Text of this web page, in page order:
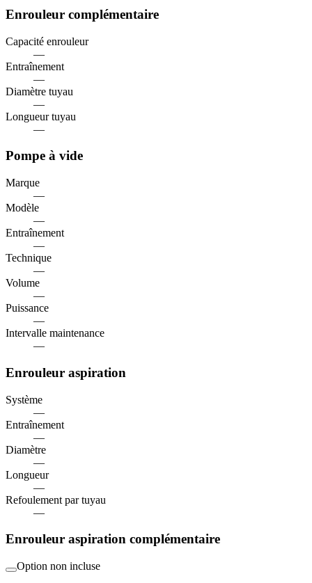
Enrouleur complémentaire
Capacité enrouleur
—
Entraînement
—
Diamètre tuyau
—
Longueur tuyau
—
Pompe à vide
Marque
—
Modèle
—
Entraînement
—
Technique
—
Volume
—
Puissance
—
Intervalle maintenance
—
Enrouleur aspiration
Système
—
Entraînement
—
Diamètre
—
Longueur
—
Refoulement par tuyau
—
Enrouleur aspiration complémentaire
Option non incluse